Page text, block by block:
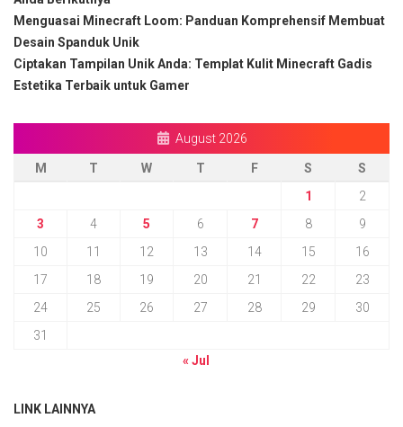
Menguasai Minecraft Loom: Panduan Komprehensif Membuat
Desain Spanduk Unik
Ciptakan Tampilan Unik Anda: Templat Kulit Minecraft Gadis
Estetika Terbaik untuk Gamer
August 2026
M T W T F S
S
1
2
3
4 5 6 7 8
9
10
11 12 13 14 15
16
17
18 19 20 21 22
23
24
25 26 27 28 29
30
31
« Jul
LINK LAINNYA